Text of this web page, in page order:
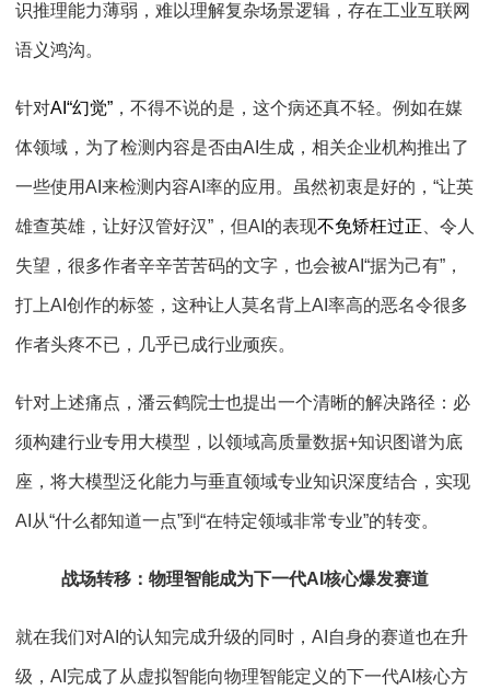
识推理能力薄弱，难以理解复杂场景逻辑，存在工业互联网
语义鸿沟。
针对AI“幻觉” ，不得不说的是，这个病还真不轻。例如在媒
体领域，为了检测内容是否由AI 生成，相关企业机构推出了
一些使用AI 来检测内容AI 率的应用。虽然初衷是好的，“让英
雄查英雄，让好汉管好汉”，但AI 的表现不免矫枉过正 、令人
失望，很多作者辛辛苦苦码的文字，也会被AI “据为己有”，
打上AI 创作的标签，这种让人莫名背上AI 率高的恶名令很多
作者头疼不已，几乎已成行业顽疾。
针对上述痛点，潘云鹤院士也提出一个清晰的解决路径：必
须构建行业专用大模型，以领域高质量数据+知识图谱为底
座，将大模型泛化能力与垂直领域专业知识深度结合，实现
AI 从“什么都知道一点”到 “在特定领域非常专业”的转变。
战场转移：物理智能成为下一代AI 核心爆发赛道
就在我们对AI 的认知完成升级的同时， AI 自身的赛道也在升
级， AI 完成了从虚拟智能向物理智能定义的下一代AI 核心方